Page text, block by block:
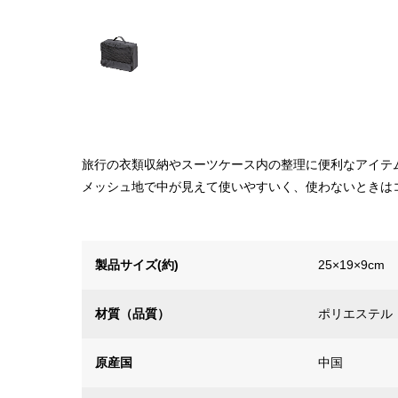
旅行の衣類収納やスーツケース内の整理に便利なアイテ
メッシュ地で中が見えて使いやすいく、使わないときは
製品サイズ(約) 25×19×9cm
材質（品質） ポリエステル
原産国 中国